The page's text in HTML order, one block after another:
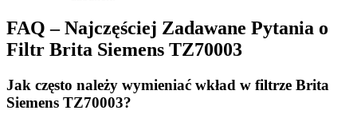
FAQ – Najczęściej Zadawane Pytania o
Filtr Brita Siemens TZ70003
Jak często należy wymieniać wkład w filtrze Brita
Siemens TZ70003?